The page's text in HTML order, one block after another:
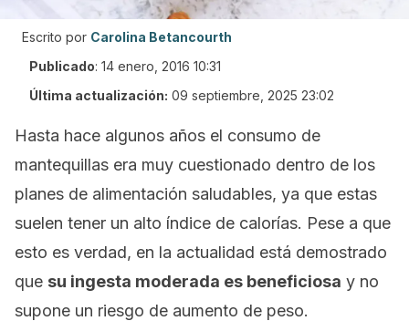
Escrito por Carolina Betancourth
Publicado: 14 enero, 2016 10:31
Última actualización: 09 septiembre, 2025 23:02
Hasta hace algunos años el consumo de
mantequillas era muy cuestionado dentro de los
planes de alimentación saludables, ya que estas
suelen tener un alto índice de calorías. Pese a que
esto es verdad, en la actualidad está demostrado
que su ingesta moderada es beneficiosa y no
supone un riesgo de aumento de peso.